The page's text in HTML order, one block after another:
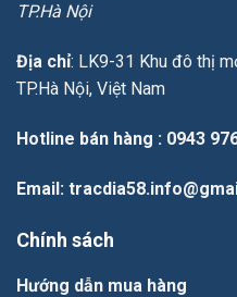
TP.Hà Nội
Địa chỉ: LK9-31 Khu đô thị
TP.Hà Nội, Việt Nam
Hotline bán hàng : 0943
Email:
Chính sách
Hướng dẫn mua hàng